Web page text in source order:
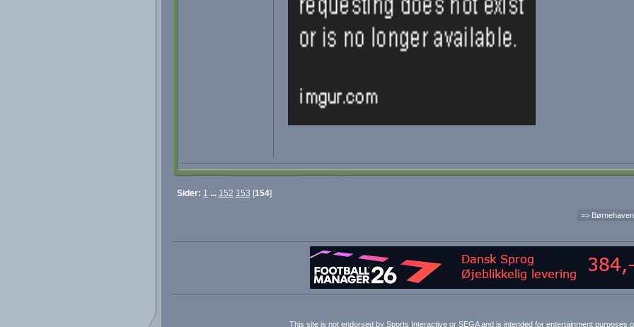
Sider: 1 ... 152 153 [154]
This site is not endorsed by Sports Interactive or SEGA and is intended for entertainment purposes